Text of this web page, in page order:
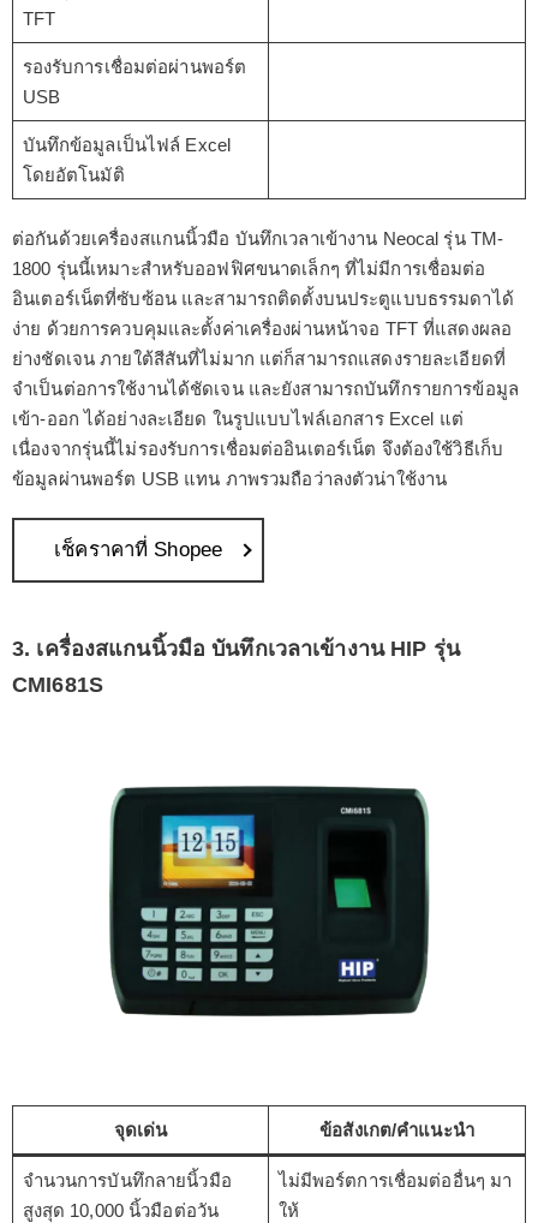
TFT
รองรับการเชื่อมต่อผ่านพอร์ต
USB
บันทึกข้อมูลเป็นไฟล์ Excel
โดยอัตโนมัติ
ต่อกันด้วยเครื่องสแกนนิ้วมือ บันทึกเวลาเข้างาน Neocal รุ่น TM-
1800 รุ่นนี้เหมาะสำหรับออฟฟิศขนาดเล็กๆ ที่ไม่มีการเชื่อมต่อ
อินเตอร์เน็ตที่ซับซ้อน และสามารถติดตั้งบนประตูแบบธรรมดาได้
ง่าย ด้วยการควบคุมและตั้งค่าเครื่องผ่านหน้าจอ TFT ที่แสดงผลอ
ย่างชัดเจน ภายใต้สีสันที่ไม่มาก แต่ก็สามารถแสดงรายละเอียดที่
จำเป็นต่อการใช้งานได้ชัดเจน และยังสามารถบันทึกรายการข้อมูล
เข้า-ออก ได้อย่างละเอียด ในรูปแบบไฟล์เอกสาร Excel แต่
เนื่องจากรุ่นนี้ไม่รองรับการเชื่อมต่ออินเตอร์เน็ต จึงต้องใช้วิธีเก็บ
ข้อมูลผ่านพอร์ต USB แทน ภาพรวมถือว่าลงตัวน่าใช้งาน
เช็คราคาที่ Shopee
3. เครื่องสแกนนิ้วมือ บันทึกเวลาเข้างาน HIP รุ่น
CMI681S
จุดเด่น ข้อสังเกต/คำแนะนำ
จำนวนการบันทึกลายนิ้วมือ
สูงสุด 10,000 นิ้วมือต่อวัน
ไม่มีพอร์ตการเชื่อมต่ออื่นๆ มา
ให้